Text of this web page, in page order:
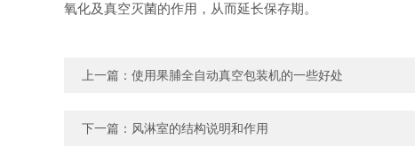
氧化及真空灭菌的作用，从而延长保存期。
上一篇： 使用果脯全自动真空包装机的一些好处
下一篇： 风淋室的结构说明和作用